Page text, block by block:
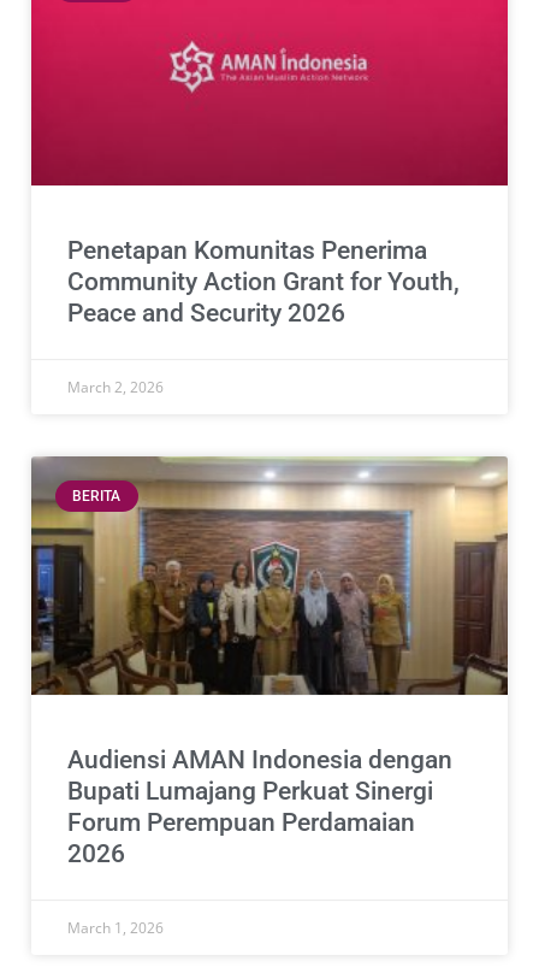
Penetapan Komunitas Penerima
Community Action Grant for Youth,
Peace and Security 2026
March 2, 2026
BERITA
Audiensi AMAN Indonesia dengan
Bupati Lumajang Perkuat Sinergi
Forum Perempuan Perdamaian
2026
March 1, 2026